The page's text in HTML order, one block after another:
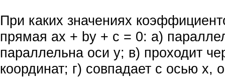
При каких значениях
прямая ах + by + с = 0: а)
параллельна оси у; в) проходит
координат; г) совпадает с осью х,